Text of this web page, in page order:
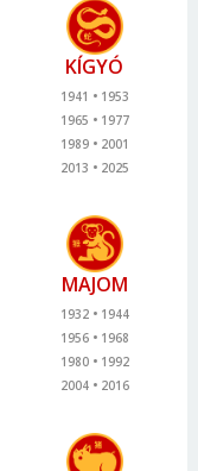
KÍGYÓ
1941
1953
1965
1977
1989
2001
2013
2025
MAJOM
1932
1944
1956
1968
1980
1992
2004
2016